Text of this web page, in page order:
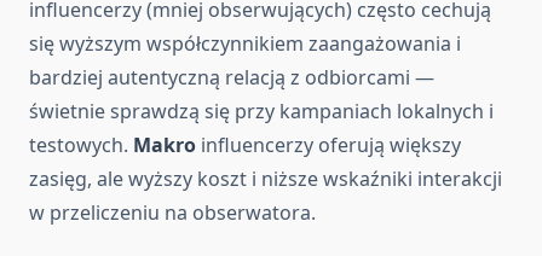
influencerzy (mniej obserwujących) często cechują
się wyższym współczynnikiem zaangażowania i
bardziej autentyczną relacją z odbiorcami —
świetnie sprawdzą się przy kampaniach lokalnych i
testowych. Makro influencerzy oferują większy
zasięg, ale wyższy koszt i niższe wskaźniki interakcji
w przeliczeniu na obserwatora.